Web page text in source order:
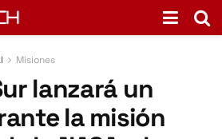
Misiones
lanzará un
la misión